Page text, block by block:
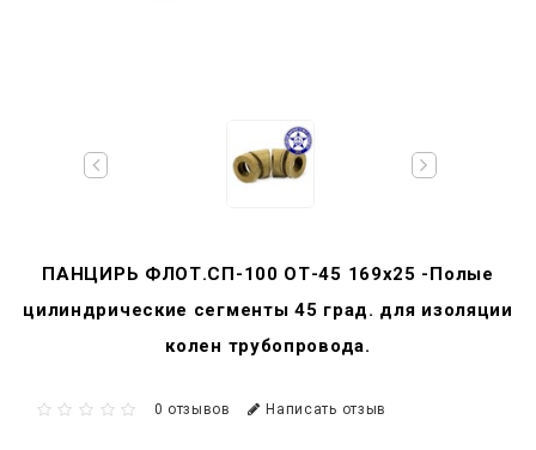
ПАНЦИРЬ ФЛОТ.СП-100 ОТ-45 169x25 -Полые
цилиндрические сегменты 45 град. для изоляции
колен трубопровода.
0 отзывов Написать отзыв